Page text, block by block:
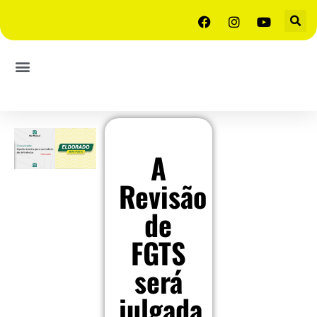
A
Revisão
de
FGTS
será